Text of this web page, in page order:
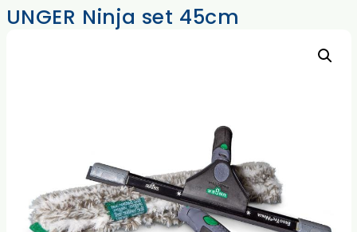
UNGER Ninja set 45cm